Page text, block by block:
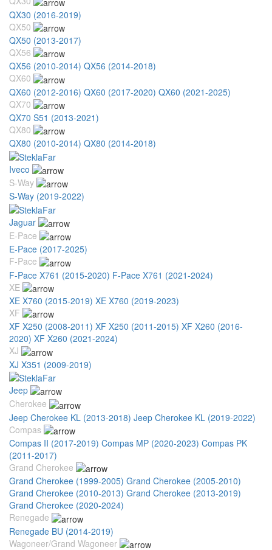
QX30 (2016-2019)
QX50
QX50 (2013-2017)
QX56
QX56 (2010-2014) QX56 (2014-2018)
QX60
QX60 (2012-2016) QX60 (2017-2020) QX60 (2021-2025)
QX70
QX70 S51 (2013-2021)
QX80
QX80 (2010-2014) QX80 (2014-2018)
Iveco
S-Way
S-Way (2019-2022)
Jaguar
E-Pace
E-Pace (2017-2025)
F-Pace
F-Pace X761 (2015-2020) F-Pace X761 (2021-2024)
XE
XE X760 (2015-2019) XE X760 (2019-2023)
XF
XF X250 (2008-2011) XF X250 (2011-2015) XF X260 (2016-
2020) XF X260 (2021-2024)
XJ
XJ X351 (2009-2019)
Jeep
Cherokee
Jeep Cherokee KL (2013-2018) Jeep Cherokee KL (2019-2022)
Compas
Compas II (2017-2019) Compas MP (2020-2023) Compas PK
(2011-2017)
Grand Cherokee
Grand Cherokee (1999-2005) Grand Cherokee (2005-2010)
Grand Cherokee (2010-2013) Grand Cherokee (2013-2019)
Grand Cherokee (2020-2024)
Renegade
Renegade BU (2014-2019)
Wagoneer/Grand Wagoneer